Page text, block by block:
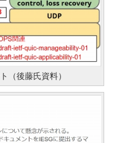
（後藤氏資料）